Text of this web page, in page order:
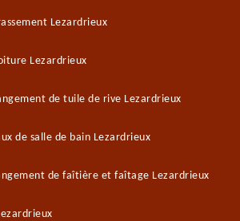
Lezardrieux
Lezardrieux
de tuile de rive Lezardrieux
de salle de bain Lezardrieux
de faîtière et faîtage Lezardrieux